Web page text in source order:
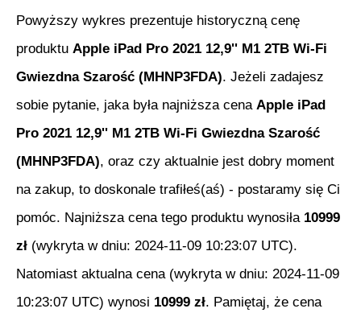
Powyższy wykres prezentuje historyczną cenę
produktu Apple iPad Pro 2021 12,9'' M1 2TB Wi-Fi
Gwiezdna Szarość (MHNP3FDA). Jeżeli zadajesz
sobie pytanie, jaka była najniższa cena Apple iPad
Pro 2021 12,9'' M1 2TB Wi-Fi Gwiezdna Szarość
(MHNP3FDA), oraz czy aktualnie jest dobry moment
na zakup, to doskonale trafiłeś(aś) - postaramy się Ci
pomóc. Najniższa cena tego produktu wynosiła 10999
zł (wykryta w dniu: 2024-11-09 10:23:07 UTC).
Natomiast aktualna cena (wykryta w dniu: 2024-11-09
10:23:07 UTC) wynosi 10999 zł. Pamiętaj, że cena